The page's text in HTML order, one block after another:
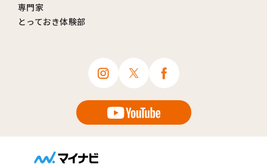
専門家
とっておき体験部